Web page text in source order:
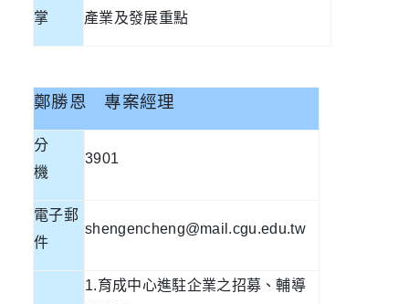
掌
產業及發展重點
鄭勝恩 專案經理
分
機
3901
電子郵
件
shengencheng@mail.cgu.edu.tw
1.育成中心進駐企業之招募、輔導